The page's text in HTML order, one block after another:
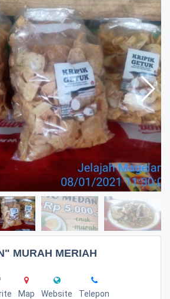
MURAH MERIAH
Map Website Telepon